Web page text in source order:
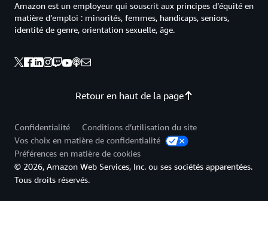
Retour en haut de la page
Amazon est un employeur qui souscrit aux principes d’équité en
matière d’emploi : minorités, femmes, handicaps, seniors,
identité de genre, orientation sexuelle, âge.
Confidentialité
Conditions d’utilisation du site
Vos choix en matière de confidentialité
Préférences en matière de cookies
© 2026, Amazon Web Services, Inc. ou ses sociétés apparentées.
Tous droits réservés.